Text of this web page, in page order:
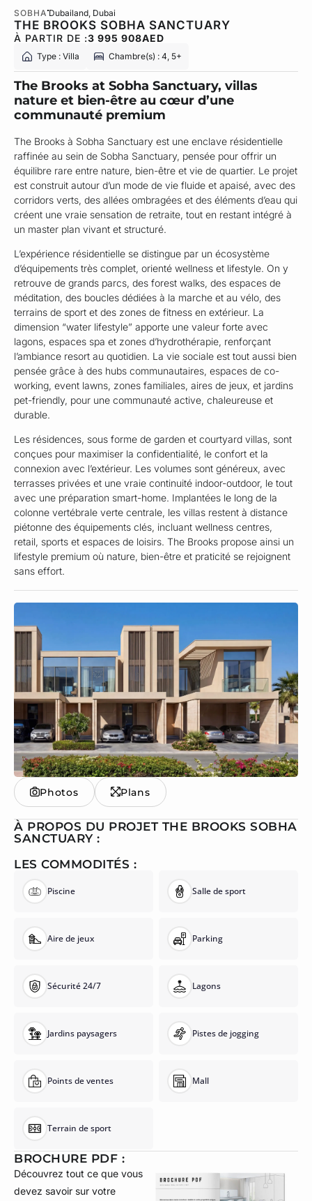
SOBHA Dubailand , Dubai
THE BROOKS SOBHA SANCTUARY
À PARTIR DE :3 995 908AED
Type : Villa Chambre(s) : 4, 5+
The Brooks at Sobha Sanctuary, villas
nature et bien-être au cœur d’une
communauté premium
The Brooks à Sobha Sanctuary est une enclave résidentielle
raffinée au sein de Sobha Sanctuary, pensée pour offrir un
équilibre rare entre nature, bien-être et vie de quartier. Le projet
est construit autour d’un mode de vie fluide et apaisé, avec des
corridors verts, des allées ombragées et des éléments d’eau qui
créent une vraie sensation de retraite, tout en restant intégré à
un master plan vivant et structuré.
L’expérience résidentielle se distingue par un écosystème
d’équipements très complet, orienté wellness et lifestyle. On y
retrouve de grands parcs, des forest walks, des espaces de
méditation, des boucles dédiées à la marche et au vélo, des
terrains de sport et des zones de fitness en extérieur. La
dimension “water lifestyle” apporte une valeur forte avec
lagons, espaces spa et zones d’hydrothérapie, renforçant
l’ambiance resort au quotidien. La vie sociale est tout aussi bien
pensée grâce à des hubs communautaires, espaces de co-
working, event lawns, zones familiales, aires de jeux, et jardins
pet-friendly, pour une communauté active, chaleureuse et
durable.
Les résidences, sous forme de garden et courtyard villas, sont
conçues pour maximiser la confidentialité, le confort et la
connexion avec l’extérieur. Les volumes sont généreux, avec
terrasses privées et une vraie continuité indoor-outdoor, le tout
avec une préparation smart-home. Implantées le long de la
colonne vertébrale verte centrale, les villas restent à distance
piétonne des équipements clés, incluant wellness centres,
retail, sports et espaces de loisirs. The Brooks propose ainsi un
lifestyle premium où nature, bien-être et praticité se rejoignent
sans effort.
Photos Plans
À PROPOS DU PROJET THE BROOKS SOBHA
SANCTUARY :
LES COMMODITÉS :
Piscine Salle de sport
Aire de jeux Parking
Sécurité 24/7 Lagons
Jardins paysagers Pistes de jogging
Points de ventes Mall
Terrain de sport
BROCHURE PDF :
Découvrez tout ce que vous
devez savoir sur votre